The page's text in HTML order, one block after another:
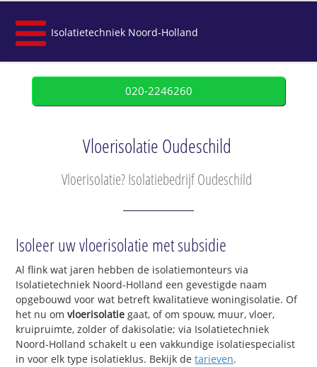
Isolatietechniek Noord-Holland
020-2246260
Vloerisolatie Oudeschild
Vloerisolatie? Isolatiebedrijf Oudeschild
Isoleer uw vloerisolatie met subsidie
Al flink wat jaren hebben de isolatiemonteurs via
Isolatietechniek Noord-Holland een gevestigde naam
opgebouwd voor wat betreft kwalitatieve woningisolatie. Of
het nu omvloerisolatie gaat, of om spouw, muur, vloer,
kruipruimte, zolder of dakisolatie; via Isolatietechniek
Noord-Holland schakelt u een vakkundige isolatiespecialist
in voor elk type isolatieklus. Bekijk detarieven.